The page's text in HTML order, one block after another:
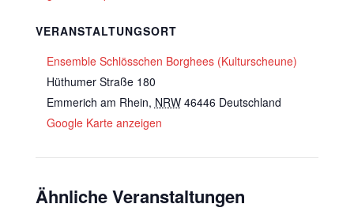
VERANSTALTUNGSORT
Ensemble Schlösschen Borghees (Kulturscheune)
Hüthumer Straße 180
Emmerich am Rhein, NRW 46446 Deutschland
Google Karte anzeigen
Ähnliche Veranstaltungen